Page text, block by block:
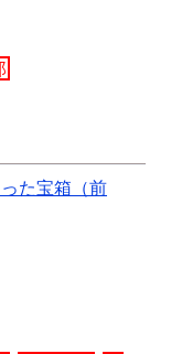
た宝箱（前